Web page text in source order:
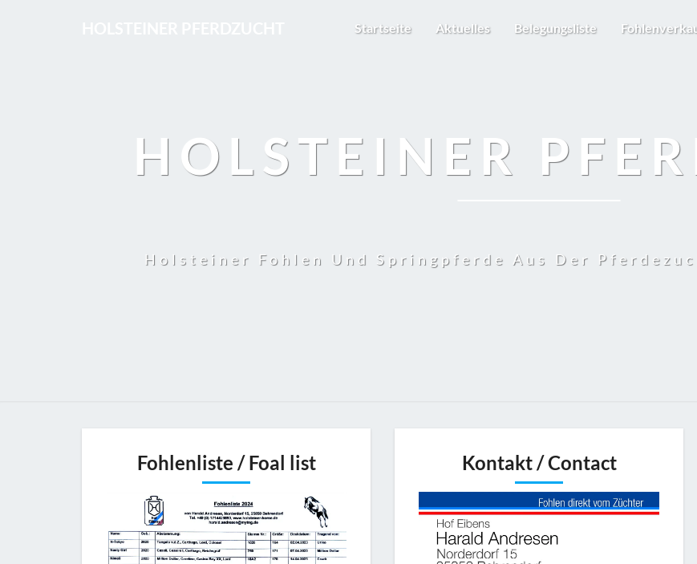
Startseite Aktuelles Belegungsliste
HOLSTEINER
Holsteiner Fohlen Und Springpferde Aus Der
Fohlenliste / Foal list Kontakt / Contact